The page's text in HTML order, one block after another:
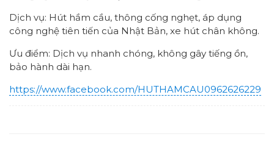
Dịch vụ: Hút hầm cầu, thông cống nghẹt, áp dụng
công nghệ tiên tiến của Nhật Bản, xe hút chân không.
Ưu điểm: Dịch vụ nhanh chóng, không gây tiếng ồn,
bảo hành dài hạn.
https://www.facebook.com/HUTHAMCAU0962626229